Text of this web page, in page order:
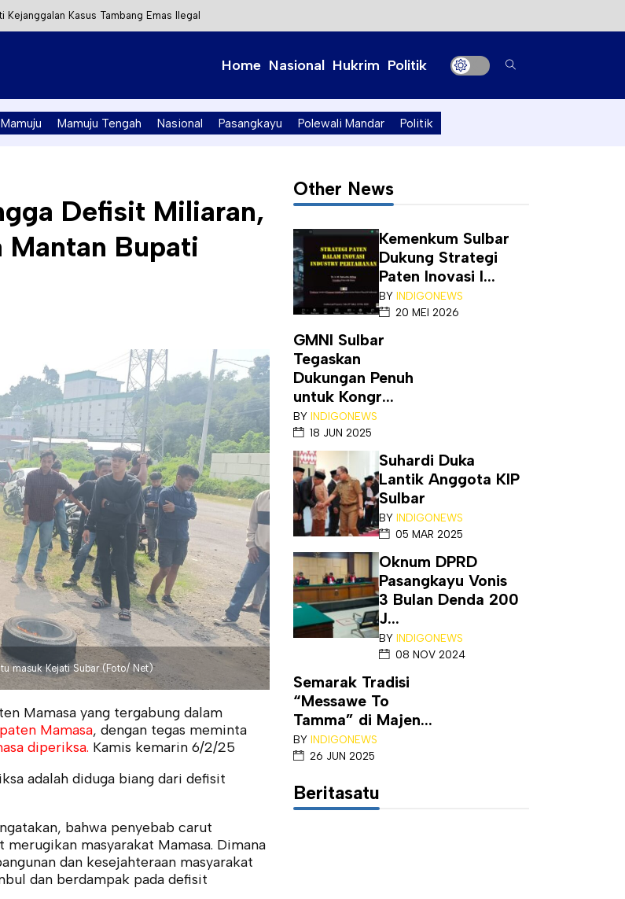
Wisata di Pantai Lawere Desa Lotang Salo
Satu Lagi Kabur ke Kalimantan
Kasus Tambang Emas Ilegal
Home Nasional Hukrim Politik
Mamuju Mamuju Tengah Nasional Pasangkayu Polewali Mandar Politik
Defisit Miliaran,
Mantan Bupati
masuk Kejati Subar.(Foto/ Net)
Mamasa yang tergabung dalam
Mamasa, dengan tegas meminta
diperiksa. Kamis kemarin 6/2/25
adalah diduga biang dari defisit
bahwa penyebab carut
masyarakat Mamasa. Dimana
dan kesejahteraan masyarakat
dan berdampak pada defisit
Other News
Kemenkum Sulbar
Dukung Strategi
Paten Inovasi I...
BY INDIGONEWS
20 MEI 2026
GMNI Sulbar
Tegaskan
Dukungan Penuh
untuk Kongr...
BY INDIGONEWS
18 JUN 2025
Suhardi Duka
Lantik Anggota KIP
Sulbar
BY INDIGONEWS
05 MAR 2025
Oknum DPRD
Pasangkayu Vonis
3 Bulan Denda 200
J...
BY INDIGONEWS
08 NOV 2024
Semarak Tradisi
“Messawe To
Tamma” di Majen...
BY INDIGONEWS
26 JUN 2025
Beritasatu